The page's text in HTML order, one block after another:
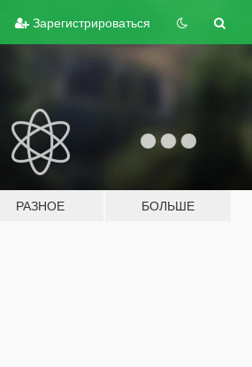
Зарегистрироваться
РАЗНОЕ БОЛЬШЕ